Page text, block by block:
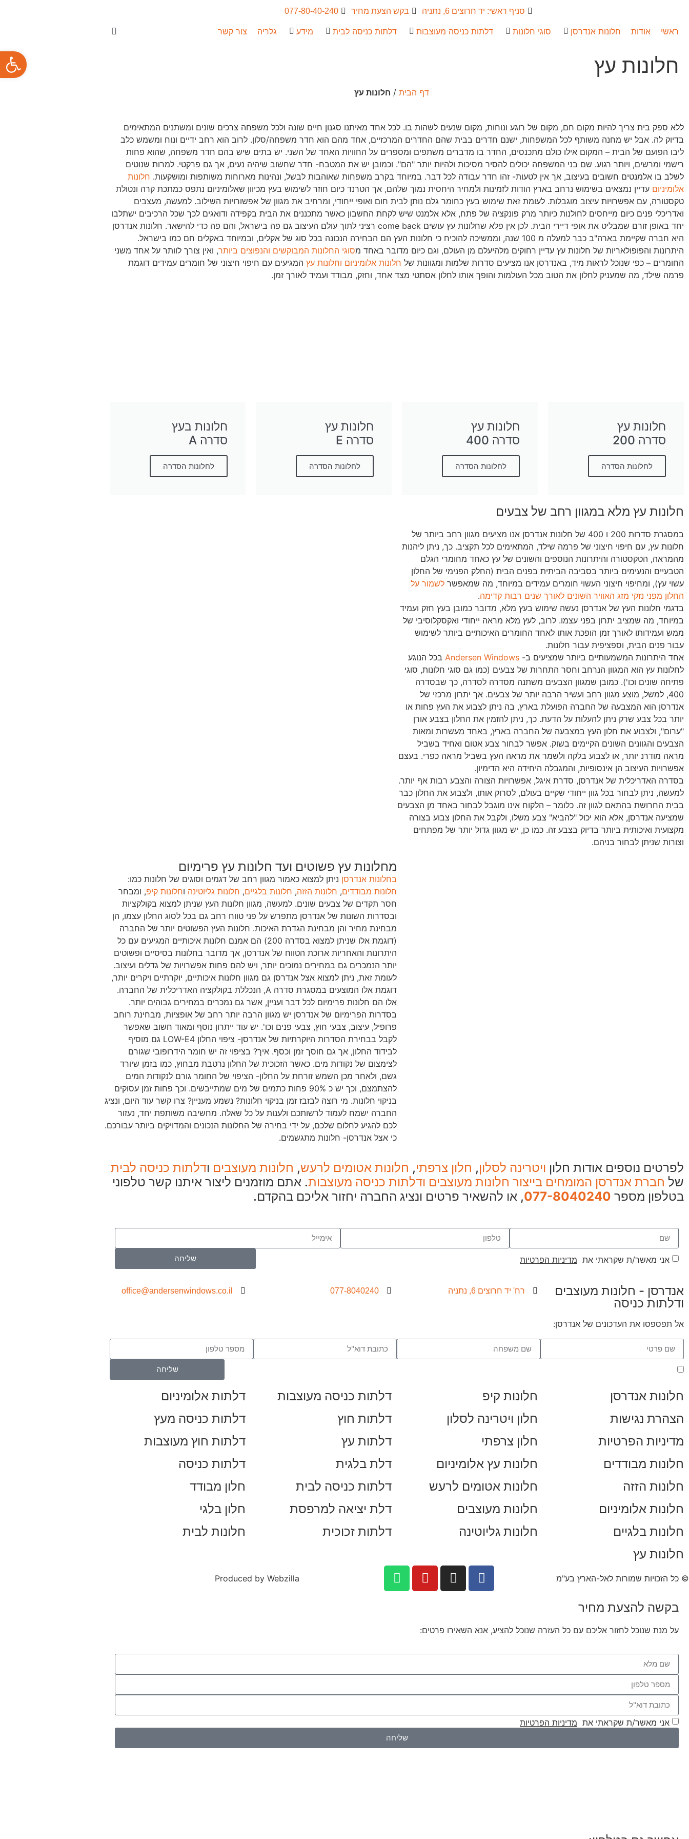
סניף ראשי: יד חרוצים 6, נתניה בקש הצעת מחיר 077-80-40-240
ראשי אודות חלונות אנדרסן סוגי חלונות דלתות כניסה מעוצבות דלתות כניסה לבית מידע גלריה צור קשר
חלונות עץ
דף הבית / חלונות עץ
ללא ספק בית צריך להיות מקום חם, מקום של רוגע ונוחות, מקום שנעים לשהות בו. לכל אחד מאיתנו סגנון חיים שונה ולכל משפחה צרכים שונים ומשתנים המתאימים
בדיוק לה. אבל יש מחנה משותף לכל המשפחות, ישנם חדרים בבית שהם החדרים המרכזיים, אחד מהם הוא חדר משפחה/סלון. לרוב הוא רחב ידיים ונוח ומשמש כלב
ליבו הפועם של הבית – המקום אילו כולם מתכנסים, החדר בו מדברים משתפים ומספרים על החוויות האחד של השני. יש בתים שיש בהם חדר משפחה, שהוא פחות
רישמי ומרשים, ויותר רגוע. שם בני המשפחה יכולים להסיר מסיכות ולהיות יותר "הם". וכמובן יש את המטבח- חדר שחשוב שיהיה נעים, אך גם פרקטי. למרות שנוטים
לשלב בו אלמנטים חשובים בעיצוב, אך אין לטעות- זהו חדר עבודה לכל דבר. במיוחד בקרב משפחות שאוהבות לבשל, ונהינות מארוחות משותפות ומושקעות. חלונות
אלומיניום עדיין נמצאים בשימוש נרחב בארץ הודות לזמינות ולמחיר היחסית נמוך שלהם, אך הטרנד כיום חוזר לשימוש בעץ מכיוון שאלומיניום נתפס כמתכת קרה ונטולת
טקסטורה, עם אפשרויות עיצוב מוגבלות. לעומת זאת שימוש בעץ כחומר גלם נותן לבית חום ואופי ייחודי, ומרחיב את מגוון של אפשורויות השילוב. למעשה, מעצבים
ואדריכלי פנים כיום מייחסים לחולנות כיותר מרק פונקציה של פתח, אלא אלמנט שיש לקחת החשבון כאשר מתכננים את הבית בקפידה ודואגים לכך שכל הרכיבים ישתלבו
יחד באופן זורם שמבליט את אופי דיירי הבית. לכן אין פלא שחלונות עץ עושים come back רציני לתוך עולם העיצוב גם פה בישראל, והם פה כדי להישאר. חלונות אנדרסן
היא חברה שקיימת בארה"ב כבר למעלה מ 100 שנה, וממשיכה להוכיח כי חלונות העץ הם הבחירה הנכונה בכל סוג של אקלים, ובמיוחד באקלים חם כמו בישראל.
היתרונות והפופולאריות של חלונות עץ עדיין רחוקים מלהיעלם מן העולם, וגם כיום מדובר באחד מסוגי החלונות המבוקשים והנפוצים ביותר, ואין צורך לוותר על אחד משני
החומרים – כפי שנוכל לראות מיד, באנדרסן אנו מציעים סדרות שלמות ומגוונות של חלונות אלומיניום וחלונות עץ המגיעים עם חיפוי חיצוני של חומרים עמידים דוגמת
פרמה שילד, מה שמעניק לחלון את הטוב מכל העולמות והופך אותו לחלון אסתטי מצד אחד, וחזק, מבודד ועמיד לאורך זמן.
חלונות עץ
סדרה 200
לחלונות הסדרה
חלונות עץ
סדרה 400
לחלונות הסדרה
חלונות עץ
סדרה E
לחלונות הסדרה
חלונות בעץ
סדרה A
לחלונות הסדרה
חלונות עץ מלא במגוון רחב של צבעים
במסגרת סדרות 200 ו 400 של חלונות אנדרסן אנו מציעים מגוון רחב ביותר של
חלונות עץ, עם חיפוי חיצוני של פרמה שילד, המתאימים לכל תקציב. כך, ניתן ליהנות
מהמראה, הטקסטורה והיתרונות הנוספים והשונים של עץ כאחד מחומרי הגלם
הטבעיים והנעימים ביותר בסביבה הביתית בפנים הבית (החלק הפנימי של החלון
עשוי עץ), ומחיפוי חיצוני העשוי חומרים עמידים במיוחד, מה שמאפשר לשמור על
החלון מפני נזקי מזג האוויר השונים לאורך שנים רבות קדימה.
בדגמי חלונות העץ של אנדרסן נעשה שימוש בעץ מלא, מדובר כמובן בעץ חזק ועמיד
במיוחד, מה שמציב יתרון בפני עצמו. לרוב, לעץ מלא מראה ייחודי ואקסקלוסיבי של
ממש ועמידותו לאורך זמן הופכת אותו לאחד החומרים האיכותיים ביותר לשימוש
עבור פנים הבית, וספציפית עבור חלונות.
אחד היתרונות המשמעותיים ביותר שמציעים ב- Andersen Windows בכל הנוגע
לחלונות עץ הוא המגוון הנרחב וחסר התחרות של צבעים (כמו גם סוגי חלונות, סוגי
פתיחה שונים וכו'). כמובן שמגוון הצבעים משתנה מסדרה לסדרה, כך שבסדרה
400, למשל, מוצע מגוון רחב ועשיר הרבה יותר של צבעים. אך יתרון מרכזי של
אנדרסן הוא המצבעה של החברה הפועלת בארץ, בה ניתן לצבוע את העץ פחות או
יותר בכל צבע שרק ניתן להעלות על הדעת. כך, ניתן להזמין את החלון בצבע אורן
"ערום", ולצבוע את חלון העץ במצבעה של החברה בארץ, באחד מעשרות ומאות
הצבעים והגוונים השונים הקיימים בשוק. אפשר לבחור צבע אטום ואחיד בשביל
מראה מודרנ יותר, או לצבוע בלקה ולשמר את מראה העץ בשביל מראה כפרי. בעצם
אפשרויות העיצוב הן אינסופיות, והמגבלה היחידה היא הדימיון.
בסדרה האדריכלית של אנדרסן, סדרת איגל, אפשרויות הצורה והצבע רבות אף יותר.
למעשה, ניתן לבחור בכל גוון ייחודי שקיים בעולם, לסרוק אותו, ולצבוע את החלון כבר
בבית החרושת בהתאם לגוון זה. כלומר – הלקוח אינו מוגבל לבחור באחד מן הצבעים
שמציעה אנדרסן, אלא הוא יכול "להביא" צבע משלו, ולקבל את החלון צבוע בצורה
מקצועית ואיכותית ביותר בדיוק בצבע זה. כמו כן, יש מגוון גדול יותר של מפתחים
וצורות שניתן לבחור בניהם.
מחלונות עץ פשוטים ועד חלונות עץ פרימיום
בחלונות אנדרסן ניתן למצוא כאמור מגוון רחב של דגמים וסוגים של חלונות כמו:
חלונות מבודדים, חלונות הזזה, חלונות בלגיים, חלונות גליוטינה וחלונות קיפ, ומבחר
חסר תקדים של צבעים שונים. למעשה, מגוון חלונות העץ שניתן למצוא בקולקציות
ובסדרות השונות של אנדרסן מתפרש על פני טווח רחב גם בכל לסוג החלון עצמו, הן
מבחינת מחיר והן מבחינת הגדרת האיכות. חלונות העץ הפשוטים יותר של החברה
(דוגמת אלו שניתן למצוא בסדרה 200) הם אמנם חלונות איכותיים המגיעים עם כל
היתרונות והאחריות ארוכת הטווח של אנדרסן, אך מדובר בחלונות בסיסיים ופשוטים
יותר הנמכרים גם במחירים נמוכים יותר, ויש להם פחות אפשרויות של גדלים ועיצוב.
לעומת זאת, ניתן למצוא אצל אנדרסן גם מגוון חלונות איכותיים, יוקרתיים ויקרים יותר,
דוגמת אלו המוצעים במסגרת סדרה A, הנכללת בקולקציה האדריכלית של החברה.
אלו הם חלונות פרימיום לכל דבר ועניין, אשר גם נמכרים במחירים גבוהים יותר.
בסדרות הפרימיום של אנדרסן יש מגוון הרבה יותר רחב של אופציות, מבחינת רוחב
פרופיל, עיצוב, צבעי חוץ, צבעי פנים וכו'. יש עוד ייתרון נוסף ומאוד חשוב שאפשר
לקבל בבחירת הסדרות היוקרתיות של אנדרסן- ציפוי החלון LOW-E4 גם מוסיף
לבידוד החלון, אך גם חוסך זמן וכסף. איך? בציפוי זה יש חומר הידרופובי שגורם
לצימצום של נקודות מים. כאשר הזכוכית של החלון נרטבת מבחוץ, כמו בזמן שיורד
גשם, ולאחר מכן השמש זורחת על החלון- הציפוי של החומר גורם לנקודות המים
להצתמצם, וכך יש כ 90% פחות כתמים של מים שמתייבשים. וכך פחות זמן עסוקים
בניקוי חלונות. מי רוצה לבזבז זמן בניקוי חלונות? נשמע מעניין? צרו קשר עוד היום, ונציג
החברה ישמח לעמוד לרשותכם ולענות על כל שאלה. מחשיבה משותפת יחד, נעזור
לכם להגיע לחלום שלכם, על ידי בחירה של החלונות הנכונים והמדויקים ביותר עבורכם.
כי אצל אנדרסן- חלונות מתגשמים.
לפרטים נוספים אודות חלון ויטרינה לסלון, חלון צרפתי, חלונות אטומים לרעש, חלונות מעוצבים ודלתות כניסה לבית
של חברת אנדרסן המומחים בייצור חלונות מעוצבים ודלתות כניסה מעוצבות. אתם מוזמנים ליצור איתנו קשר טלפוני
בטלפון מספר 077-8040240, או להשאיר פרטים ונציג החברה יחזור אליכם בהקדם.
אני מאשר/ת שקראתי את מדיניות הפרטיות שליחה
אנדרסן - חלונות מעוצבים
ודלתות כניסה
רח' יד חרוצים 6, נתניה 077-8040240
office@andersenwindows.co.il
אל תפספסו את העדכונים של אנדרסן:
שליחה
חלונות אנדרסן
הצהרת נגישות
מדיניות הפרטיות
חלונות מבודדים
חלונות הזזה
חלונות אלומיניום
חלונות בלגיים
חלונות עץ
חלונות קיפ
חלון ויטרינה לסלון
חלון צרפתי
חלונות עץ אלומיניום
חלונות אטומים לרעש
חלונות מעוצבים
חלונות גליוטינה
דלתות כניסה מעוצבות
דלתות חוץ
דלתות עץ
דלת בלגית
דלתות כניסה לבית
דלת יציאה למרפסת
דלתות זכוכית
דלתות אלומיניום
דלתות כניסה מעץ
דלתות חוץ מעוצבות
דלתות כניסה
חלון מבודד
חלון בלגי
חלונות לבית
© כל הזכויות שמורות לאל-הארץ בע"מ Produced by Webzilla
בקשה להצעת מחיר
על מנת שנוכל לחזור אליכם עם כל העזרה שנוכל להציע, אנא השאירו פרטים:
אני מאשר/ת שקראתי את מדיניות הפרטיות
שליחה
פתח